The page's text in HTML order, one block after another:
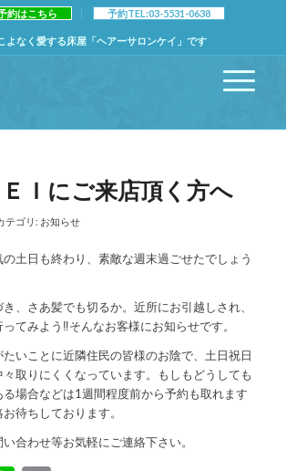
約はこちら 予約TEL:03-5531-0638
よなく愛する床屋「ヘアーサロンケイ」です
Ｉにご来店頂く方へ
テゴリ: お知らせ
土日も終わり、素敵な週末過ごせたでしょう
、さあ髪でも切るか。近所にお引越しされ、
てみよう‼️そんなお客様にお知らせです。
たいことに近隣住民の皆様のお陰で、土日祝日
取りにくくなっています。もしもどうしても
場合などは1週間程度前から予約も取れます
待ちしております。
合わせ等お気軽にご連絡下さい。